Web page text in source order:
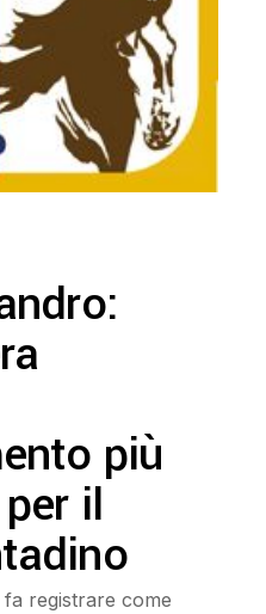
più
il
fa registrare come